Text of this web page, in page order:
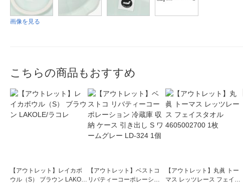
画像を見る
こちらの商品もおすすめ
【アウトレット】レイカボ
ウル（S） ブラウン LAKOL
【アウトレット】ベストコ
リバティーコーポレーショ
【アウトレット】丸眞 トー
マス レッツレース フェイス